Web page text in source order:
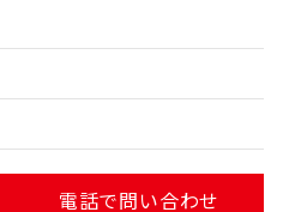
電話で問い合わせ